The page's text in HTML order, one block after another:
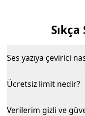
Ses yazıya çevirici
Ücretsiz limit nedir?
Verilerim gizli ve